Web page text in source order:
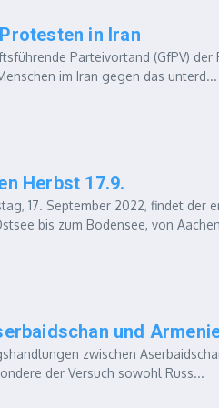
in Iran
Parteivortand (GfPV)
im Iran gegen das unterd...
Herbst 17.9.
17. September 2022, findet
bis zum Bodensee, von
und
zwischen
der Versuch sowohl Russ...